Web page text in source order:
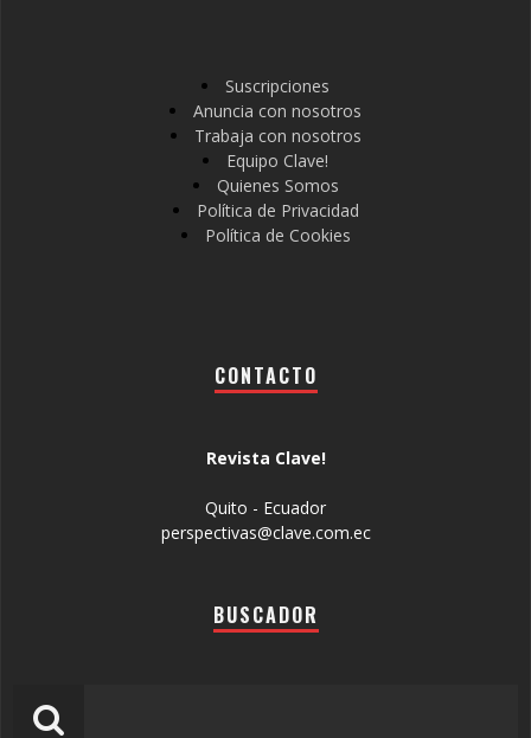
Suscripciones
Anuncia con nosotros
Trabaja con nosotros
Equipo Clave!
Quienes Somos
Política de Privacidad
Política de Cookies
CONTACTO
Revista Clave!
Quito - Ecuador
perspectivas@clave.com.ec
BUSCADOR